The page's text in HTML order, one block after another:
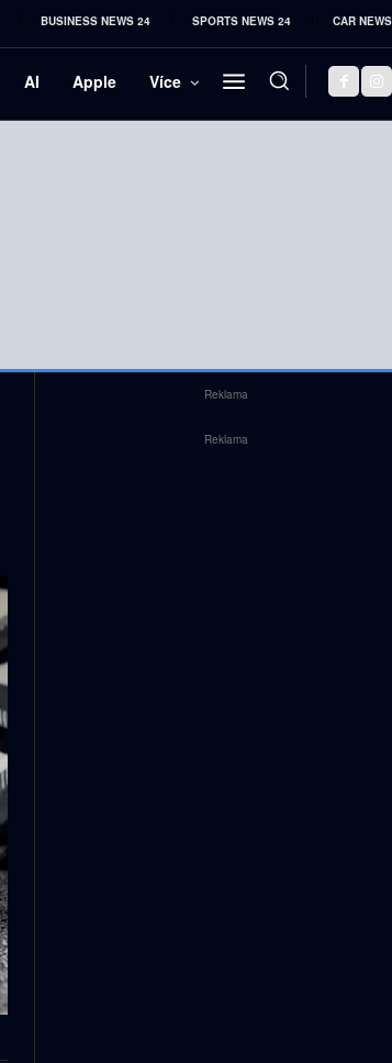
BUSINESS NEWS 24 SPORTS NEWS 24 CAR
AI Apple Více
Reklama
Reklama